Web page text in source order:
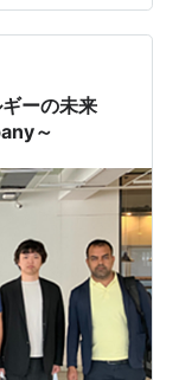
を目指したのか
だったのか を
資格一覧 全冠
ギーの未来
～